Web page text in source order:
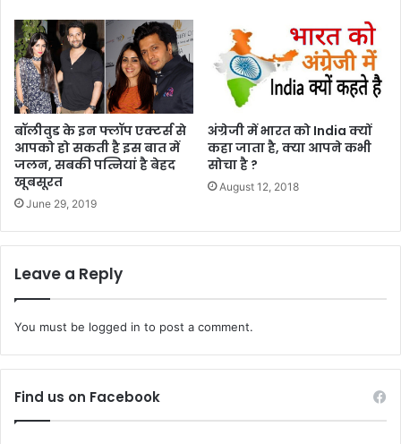
बॉलीवुड के इन फ्लॉप एक्टर्स से
आपको हो सकती है इस बात में
जलन, सबकी पत्नियां है बेहद
खूबसूरत
June 29, 2019
अंग्रेजी में भारत को India क्यों
कहा जाता है, क्या आपने कभी
सोचा है ?
August 12, 2018
Leave a Reply
You must be logged in to post a comment.
Find us on Facebook